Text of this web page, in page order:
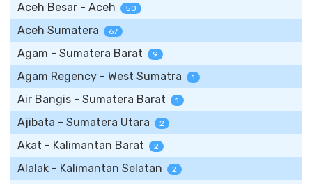
Aceh Besar - Aceh 50
Aceh Sumatera 67
Agam - Sumatera Barat 9
Agam Regency - West Sumatra 1
Air Bangis - Sumatera Barat 1
Ajibata - Sumatera Utara 2
Akat - Kalimantan Barat 2
Alalak - Kalimantan Selatan 2